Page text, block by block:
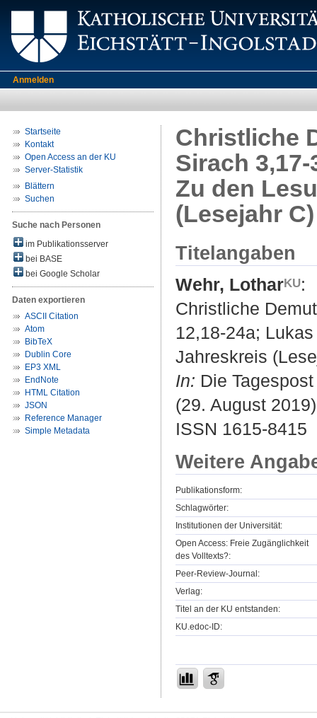
Anmelden
Startseite
Kontakt
Open Access an der KU
Server-Statistik
Blättern
Suchen
Suche nach Personen
im Publikationsserver
bei BASE
bei Google Scholar
Daten exportieren
ASCII Citation
Atom
BibTeX
Dublin Core
EP3 XML
EndNote
HTML Citation
JSON
Reference Manager
Simple Metadata
Christliche
Sirach
Zu den
(Lesejahr C)
Titelangaben
Wehr, Lothar
:
Christliche
12,18-24a;
Jahreskreis
In: Die
(29. August
ISSN 1615-8415
Weitere
Publikationsform:
Schlagwörter:
Institutionen der Universität:
Open Access: Freie Zugänglichkeit
des Volltexts?:
Peer-Review-Journal:
Verlag:
Titel an der KU entstanden:
KU.edoc-ID: